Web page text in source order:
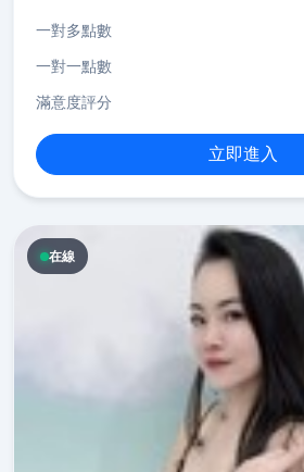
一對多點數
一對一點數
滿意度評分
立即進入
在線